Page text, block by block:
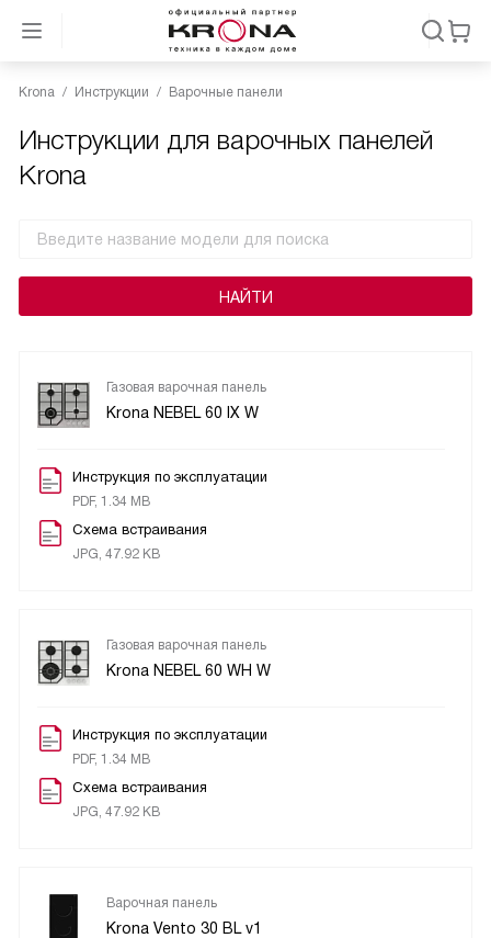
Krona Инструкции Варочные панели
Инструкции для варочных панелей
Krona
Газовая варочная панель
Krona NEBEL 60 IX W
Инструкция по эксплуатации
PDF, 1.34 MB
Схема встраивания
JPG, 47.92 KB
Газовая варочная панель
Krona NEBEL 60 WH W
Инструкция по эксплуатации
PDF, 1.34 MB
Схема встраивания
JPG, 47.92 KB
Варочная панель
Krona Vento 30 BL v1